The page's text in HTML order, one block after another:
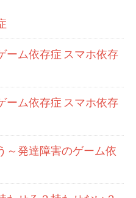
ーム依存症 スマホ依存
ーム依存症 スマホ依存
～発達障害のゲーム依